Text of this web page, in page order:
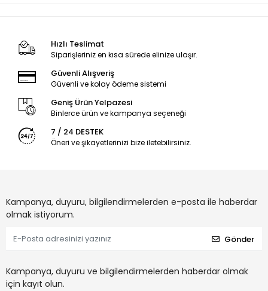
Hızlı Teslimat
Siparişleriniz en kısa sürede elinize ulaşır.
Güvenli Alışveriş
Güvenli ve kolay ödeme sistemi
Geniş Ürün Yelpazesi
Binlerce ürün ve kampanya seçeneği
7 / 24 DESTEK
Öneri ve şikayetlerinizi bize iletebilirsiniz.
Kampanya, duyuru, bilgilendirmelerden e-posta ile haberdar
olmak istiyorum.
Gönder
Kampanya, duyuru ve bilgilendirmelerden haberdar olmak
için kayıt olun.